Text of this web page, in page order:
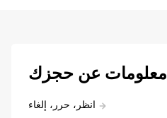
معلومات عن حجزك
انظر، حرر، إلغاء